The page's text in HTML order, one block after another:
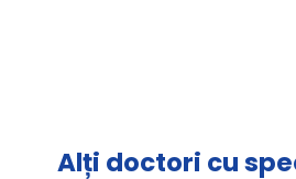
Alți doctori cu